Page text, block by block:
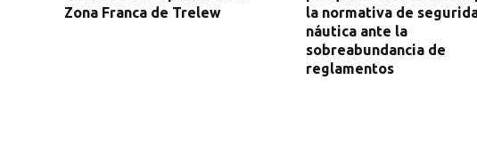
Zona Franca de Trelew
la normativa de
náutica ante la
sobreabundancia de
reglamentos